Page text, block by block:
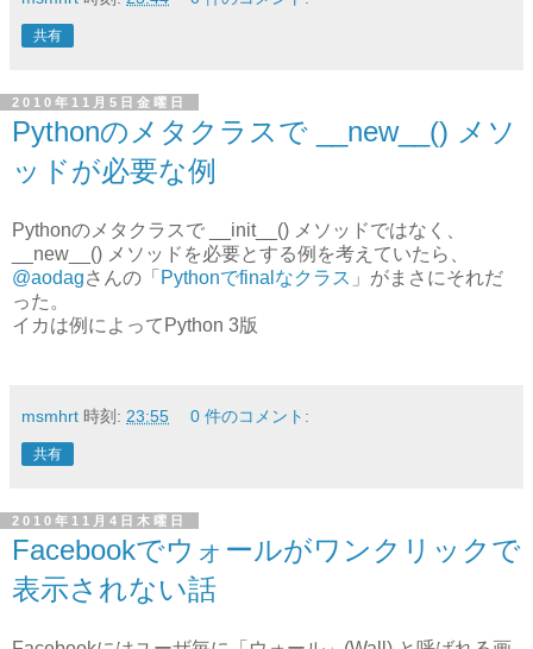
共有
2010年11月5日金曜日
Pythonのメタクラスで __new__() メソ
ッドが必要な例
Pythonのメタクラスで __init__() メソッドではなく、
__new__() メソッドを必要とする例を考えていたら、
@aodagさんの「 Pythonでfinalなクラス 」がまさにそれだ
った。
イカは例によってPython 3版
msmhrt 時刻: 23:55 0 件のコメント:
共有
2010年11月4日木曜日
Facebookでウォールがワンクリックで
表示されない話